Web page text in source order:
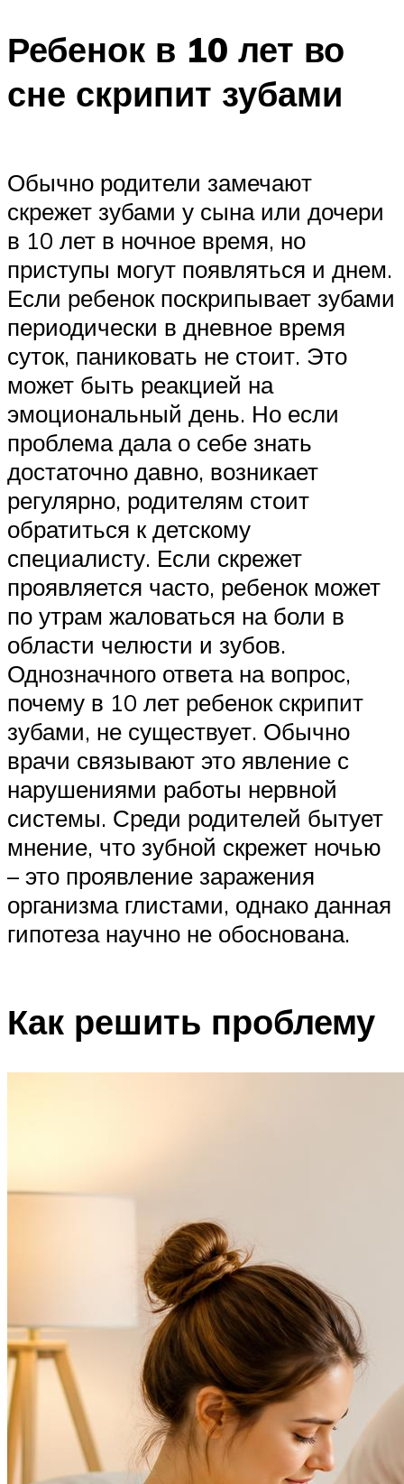
Ребенок в 10 лет во
сне скрипит зубами
Обычно родители замечают
скрежет зубами у сына или дочери
в 10 лет в ночное время, но
приступы могут появляться и днем.
Если ребенок поскрипывает зубами
периодически в дневное время
суток, паниковать не стоит. Это
может быть реакцией на
эмоциональный день. Но если
проблема дала о себе знать
достаточно давно, возникает
регулярно, родителям стоит
обратиться к детскому
специалисту. Если скрежет
проявляется часто, ребенок может
по утрам жаловаться на боли в
области челюсти и зубов.
Однозначного ответа на вопрос,
почему в 10 лет ребенок скрипит
зубами, не существует. Обычно
врачи связывают это явление с
нарушениями работы нервной
системы. Среди родителей бытует
мнение, что зубной скрежет ночью
– это проявление заражения
организма глистами, однако данная
гипотеза научно не обоснована.
Как решить проблему